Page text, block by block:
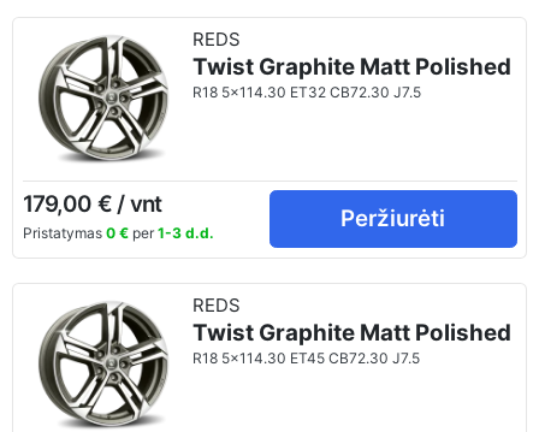
REDS
Twist Graphite Matt Polished
R18 5x114.30 ET32 CB72.30 J7.5
179,00 € / vnt
Pristatymas 0 €per 1-3 d.d.
Peržiurėti
REDS
Twist Graphite Matt Polished
R18 5x114.30 ET45 CB72.30 J7.5